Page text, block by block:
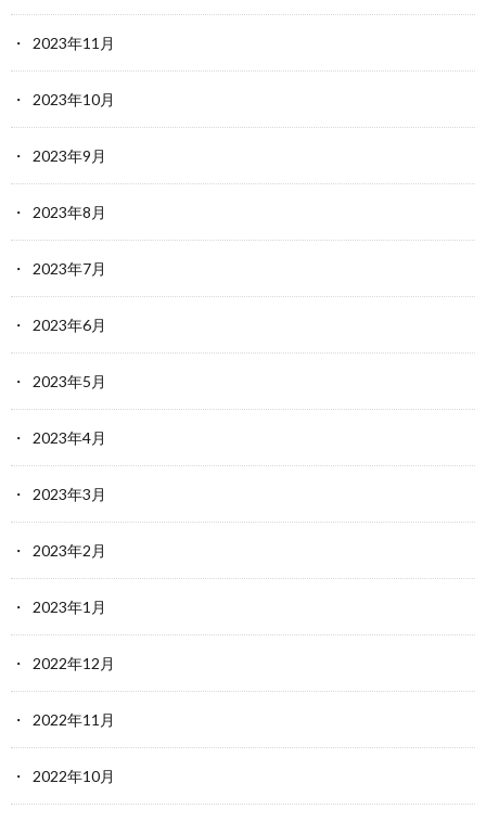
2023年11月
2023年10月
2023年9月
2023年8月
2023年7月
2023年6月
2023年5月
2023年4月
2023年3月
2023年2月
2023年1月
2022年12月
2022年11月
2022年10月